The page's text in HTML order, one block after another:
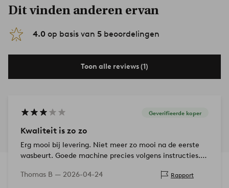
Dit vinden anderen ervan
4.0 op basis van 5 beoordelingen
Toon alle reviews (1)
Geverifieerde koper
Kwaliteit is zo zo
Erg mooi bij levering. Niet meer zo mooi na de eerste
wasbeurt. Goede machine precies volgens instructies.
Thomas B — 2026-04-24 Rapport